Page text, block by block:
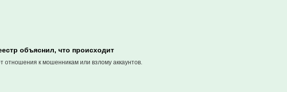
объяснил, что происходит
отношения к мошенникам или взлому аккаунтов.